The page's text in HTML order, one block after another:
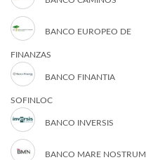
BANCO EUROPEO DE
FINANZAS
BANCO FINANTIA
SOFINLOC
BANCO INVERSIS
BANCO MARE NOSTRUM